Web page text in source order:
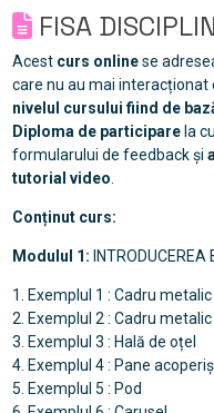
FISA
Acest curs onlinese
care nu au mai interacționat
nivelul cursului fiind de
Diploma de participarela
formularului de feedback și
tutorial video
Conținut curs:
Modulul 1:
1. Exemplul 1 : Cadru metalic
2. Exemplul 2 : Cadru metalic
3. Exemplul 3 : Hală de oțel
4. Exemplul 4 : Pane acoperiș
5. Exemplul 5 : Pod